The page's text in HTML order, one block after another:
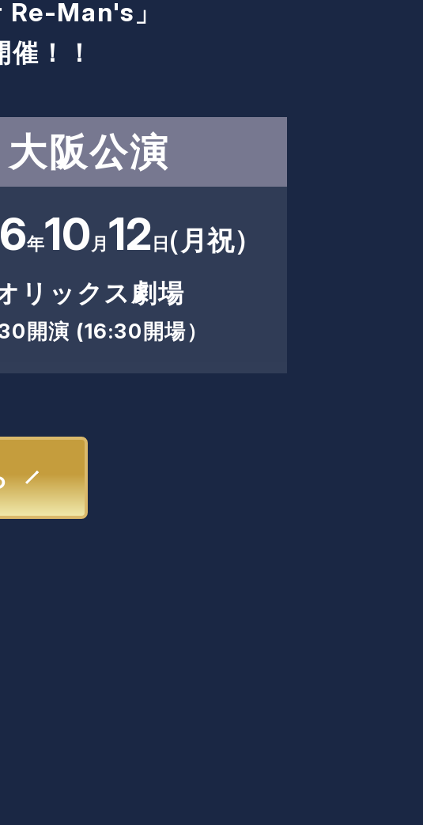
Re-Man's」
！！
大阪公演
年10 月12日
（月祝）
リックス劇場
開演 (16:30開場）